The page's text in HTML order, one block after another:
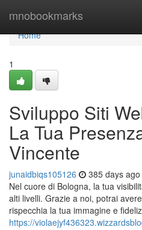
mnobookmarks
Home
Home
1
Sviluppo Siti
La Tua
Vincente
junaidbiqs105126 385 days ago
Nel cuore di Bologna, la tua
alti livelli. Grazie a noi, potrai
rispecchia la tua immagine e
https://